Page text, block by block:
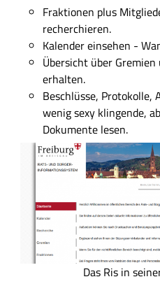
Fraktionen plus
recherchieren.
Kalender einsehen -
Übersicht über
erhalten.
Beschlüsse, Protokolle,
wenig sexy klingende,
Dokumente lesen.
Das Ris in